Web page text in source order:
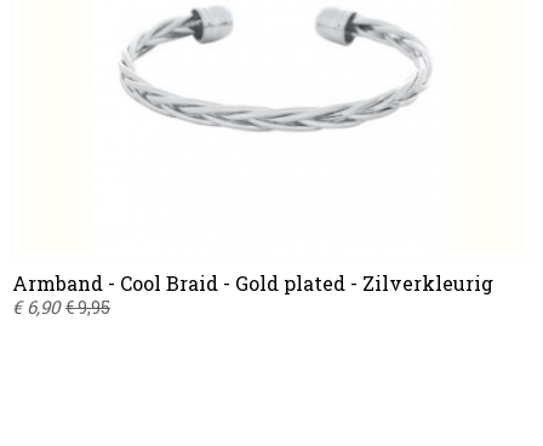
Armband - Cool Braid - Gold plated - Zilverkleurig
€ 6,90 € 9,95